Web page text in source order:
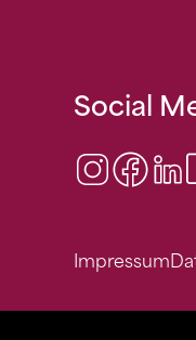
Social
Impressum